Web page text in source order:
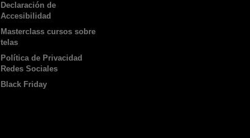
Declaración de
Accesibilidad
Masterclass cursos sobre
telas
Política de Privacidad
Redes Sociales
Black Friday